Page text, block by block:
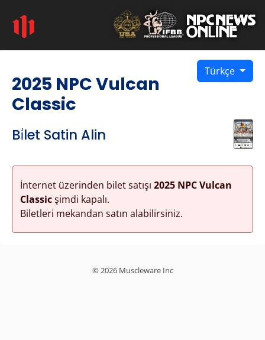
Türkçe
2025 NPC Vulcan
Classic
Bi̇let Satin Alin
İnternet üzerinden bilet satışı 2025 NPC Vulcan
Classicşimdi kapalı.
Biletleri mekandan satın alabilirsiniz.
© 2026 Muscleware Inc